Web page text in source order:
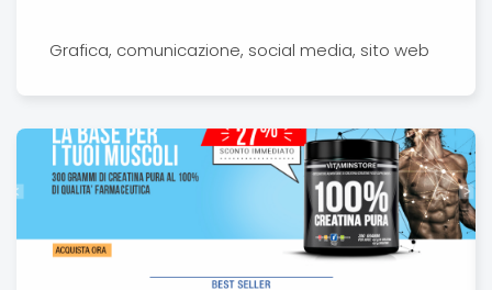
Grafica, comunicazione, social media, sito web